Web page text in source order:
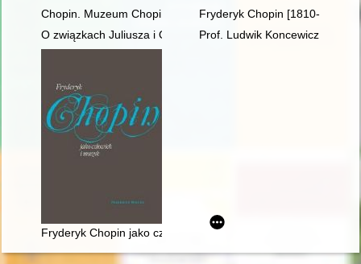
Chopin. Muzeum Chopina. Chopin MuseumFryderyk Chopin [1810-1949]
O związkach Juliusza i Oskara Kolbergów z Fryderykiem
Prof. Ludwik Koncewicz
Fryderyk Chopin jako człowiek i muzyk